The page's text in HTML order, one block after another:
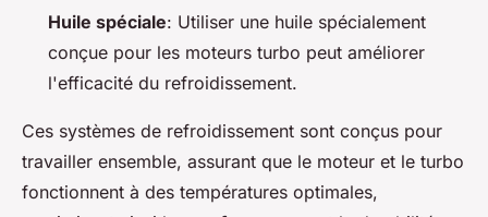
Huile spéciale: Utiliser une huile spécialement
conçue pour les moteurs turbo peut améliorer
l'efficacité du refroidissement.
Ces systèmes de refroidissement sont conçus pour
travailler ensemble, assurant que le moteur et le turbo
fonctionnent à des températures optimales,